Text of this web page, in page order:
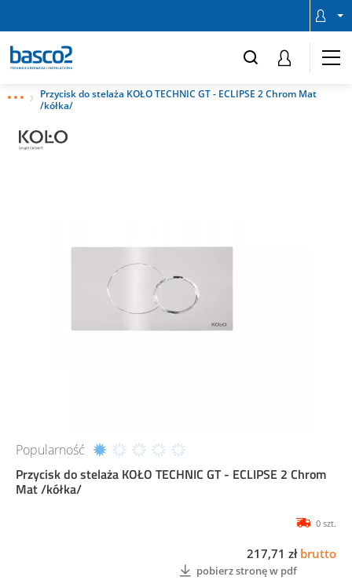
Przycisk do stelaża KOŁO TECHNIC GT - ECLIPSE 2 Chrom Mat
/kółka/
Popularność
Przycisk do stelaża KOŁO TECHNIC GT - ECLIPSE 2 Chrom
Mat /kółka/
0 szt.
217,71 zł brutto
pobierz stronę w pdf